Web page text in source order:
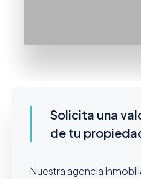
Solicita una
de tu
Nuestra agencia